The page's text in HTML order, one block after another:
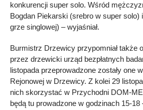
konkurencji super solo. Wśród
Bogdan Piekarski (srebro w super solo)
grze singlowej) – wyjaśniał.
Burmistrz Drzewicy przypomniał także
przez drzewicki urząd bezpłatnych
listopada przeprowadzone zostały one
Rejonowej w Drzewicy. Z kolei 29
nich skorzystać w Przychodni DOM-
będą tu prowadzone w godzinach 15-18